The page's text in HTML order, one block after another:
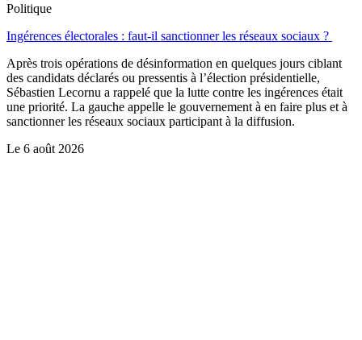
Politique
Ingérences électorales : faut-il sanctionner les réseaux sociaux ?
Après trois opérations de désinformation en quelques jours ciblant
des candidats déclarés ou pressentis à l’élection présidentielle,
Sébastien Lecornu a rappelé que la lutte contre les ingérences était
une priorité. La gauche appelle le gouvernement à en faire plus et à
sanctionner les réseaux sociaux participant à la diffusion.
Le 6 août 2026